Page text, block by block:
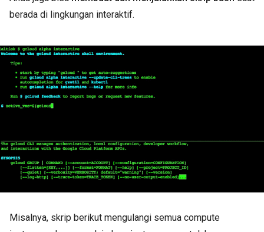
berada di lingkungan interaktif.
Misalnya, skrip berikut mengulangi semua compute